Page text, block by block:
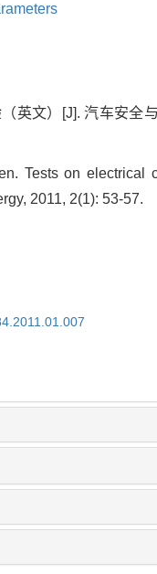
英文）[J]. 汽车安全
Tests on electrical
2011, 2(1): 53-57.